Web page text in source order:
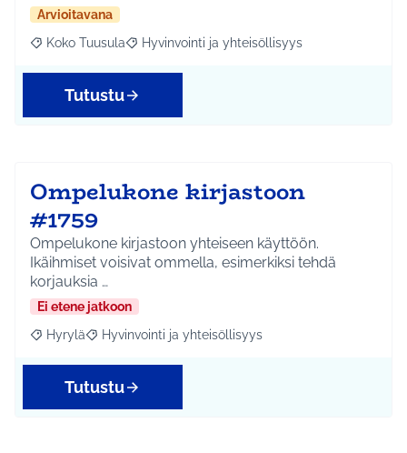
Arvioitavana
Rajaa tulokset aihepiirin mukaan: Koko Tuusula
Koko Tuusula Rajaa tulokset teeman mukaan: Hyvinvointi ja
Hyvinvointi ja yhteisöllisyys
Tutustu
Ompelukone kirjastoon
#1759
Ompelukone kirjastoon yhteiseen käyttöön.
Ikäihmiset voisivat ommella, esimerkiksi tehdä
korjauksia …
Ei etene jatkoon
Rajaa tulokset aihepiirin mukaan: Hyrylä
Hyrylä Rajaa tulokset teeman mukaan: Hyvinvointi ja
Hyvinvointi ja yhteisöllisyys
Tutustu